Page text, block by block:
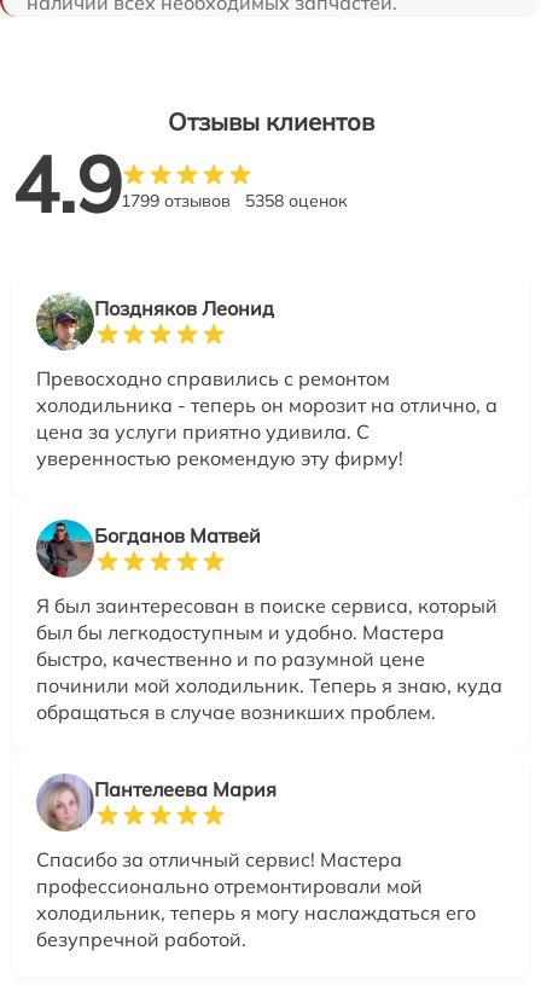
Отзывы клиентов
4.91799 отзывов 5358 оценок
Поздняков Леонид
Превосходно справились с ремонтом
холодильника - теперь он морозит на отлично, а
цена за услуги приятно удивила. С
уверенностью рекомендую эту фирму!
Богданов Матвей
Я был заинтересован в поиске сервиса, который
был бы легкодоступным и удобно. Мастера
быстро, качественно и по разумной цене
починили мой холодильник. Теперь я знаю, куда
обращаться в случае возникших проблем.
Пантелеева Мария
Спасибо за отличный сервис! Мастера
профессионально отремонтировали мой
холодильник, теперь я могу наслаждаться его
безупречной работой.